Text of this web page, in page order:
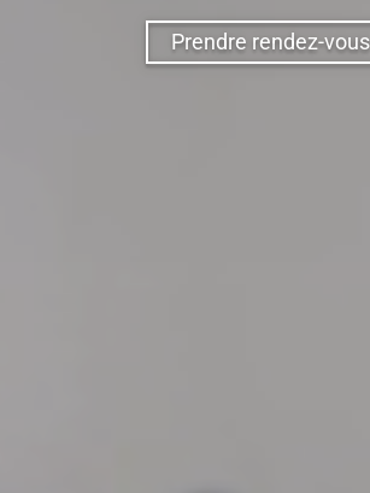
Prendre rendez-vous